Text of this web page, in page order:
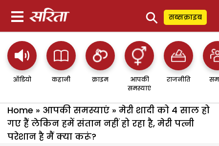
⚲ सब्सक्राइब
ऑडियो कहानी क्राइम
आपकी
समस्याएं
राजनीति
Home » आपकी समस्याएं » मेरी शादी को 4 साल हो
गए हैं लेकिन हमें संतान नहीं हो रहा है, मेरी पत्नी
परेशान है मैं क्या करूं?